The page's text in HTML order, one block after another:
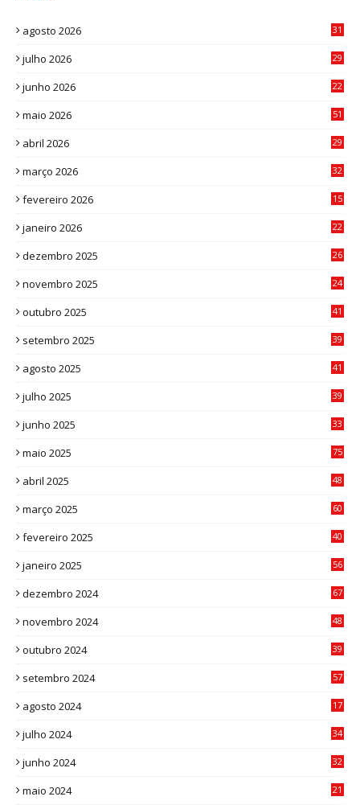
agosto 2026 31
julho 2026
29
junho 2026
22
maio 2026
51
abril 2026
29
março 2026
32
fevereiro 2026
15
janeiro 2026
22
dezembro 2025
26
novembro 2025
24
outubro 2025
41
setembro 2025
39
agosto 2025
41
julho 2025
39
junho 2025
33
maio 2025 75
abril 2025
48
março 2025
60
fevereiro 2025
40
janeiro 2025
56
dezembro 2024
67
novembro 2024
48
outubro 2024
39
setembro 2024
57
agosto 2024
17
julho 2024
34
junho 2024
32
maio 2024
21